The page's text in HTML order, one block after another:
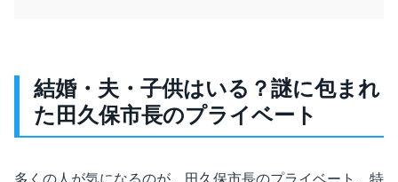
結婚・夫・子供はいる？謎に包まれ
た田久保市長のプライベート